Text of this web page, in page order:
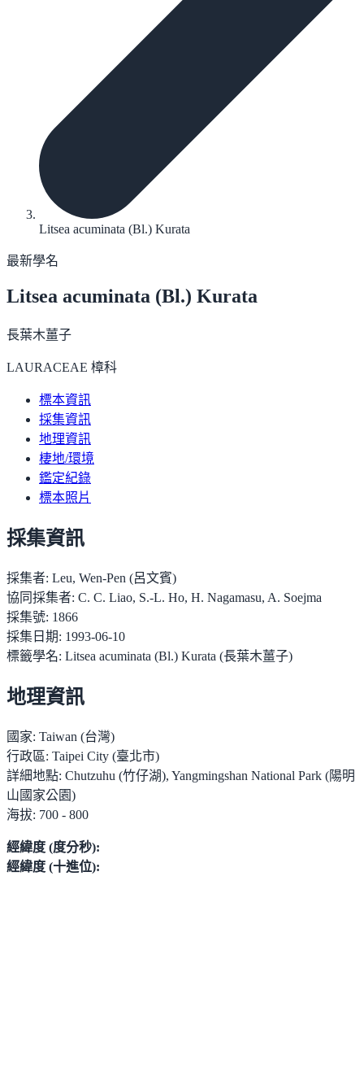
Litsea acuminata (Bl.) Kurata
最新學名
Litsea acuminata (Bl.) Kurata
長葉木薑子
LAURACEAE 樟科
標本資訊
採集資訊
地理資訊
棲地/環境
鑑定紀錄
標本照片
採集資訊
採集者: Leu, Wen-Pen (呂文賓)
協同採集者: C. C. Liao, S.-L. Ho, H. Nagamasu, A. Soejma
採集號: 1866
採集日期: 1993-06-10
標籤學名: Litsea acuminata (Bl.) Kurata (長葉木薑子)
地理資訊
國家: Taiwan (台灣)
行政區: Taipei City (臺北市)
詳細地點: Chutzuhu (竹仔湖), Yangmingshan National Park (陽明
山國家公園)
海拔: 700 - 800
經緯度 (度分秒):
經緯度 (十進位):